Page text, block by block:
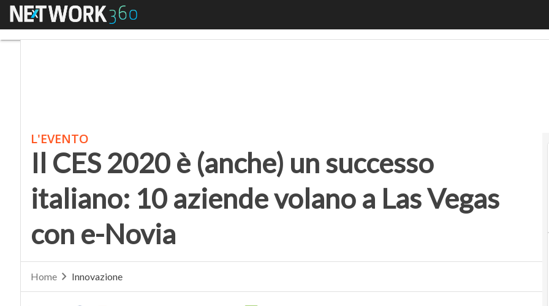
Menu
L'EVENTO
Il CES 2020 è (anche) un successo
italiano: 10 aziende volano a Las Vegas
con e-Novia
Home Innovazione